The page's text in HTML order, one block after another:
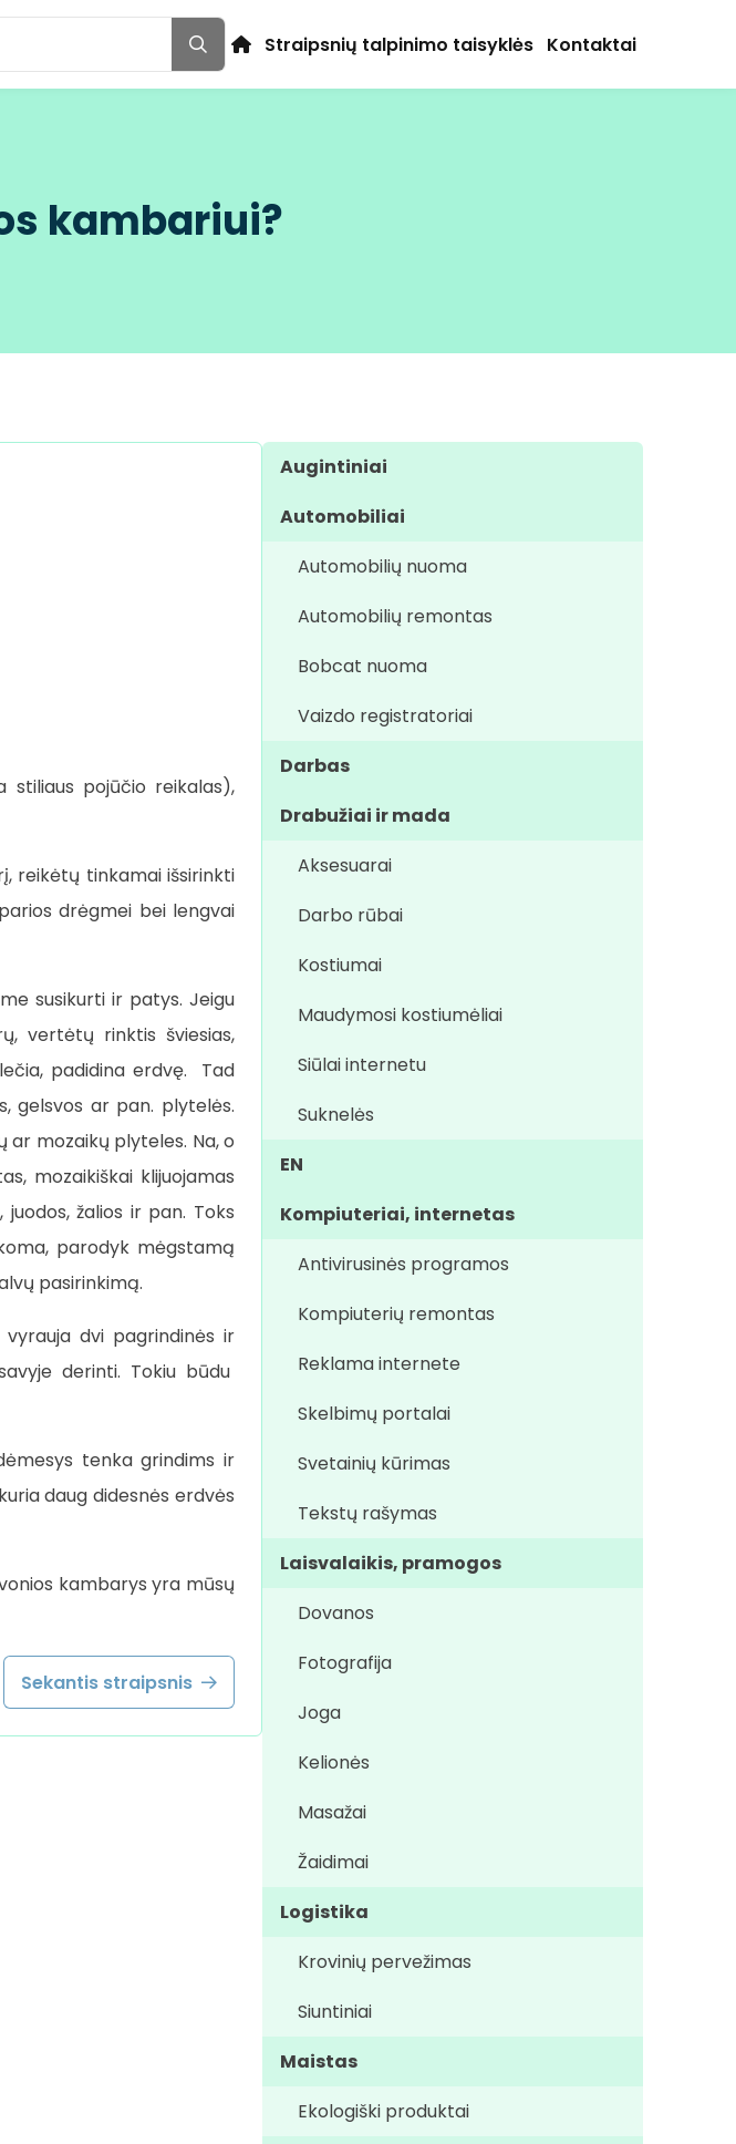
Straipsnių talpinimo taisyklės Kontaktai
kambariui?
stiliaus pojūčio reikalas),
reikėtų tinkamai išsirinkti
drėgmei bei lengvai
susikurti ir patys. Jeigu
vertėtų rinktis šviesias,
padidina erdvę. Tad
gelsvos ar pan. plytelės.
mozaikų plyteles. Na, o
mozaikiškai klijuojamas
žalios ir pan. Toks
parodyk mėgstamą
pasirinkimą.
dvi pagrindinės ir
derinti. Tokiu būdu
tenka grindims ir
daug didesnės erdvės
kambarys yra mūsų
Sekantis straipsnis
Augintiniai
Automobiliai
Automobilių nuoma
Automobilių remontas
Bobcat nuoma
Vaizdo registratoriai
Darbas
Drabužiai ir mada
Aksesuarai
Darbo rūbai
Kostiumai
Maudymosi kostiumėliai
Siūlai internetu
Suknelės
EN
Kompiuteriai, internetas
Antivirusinės programos
Kompiuterių remontas
Reklama internete
Skelbimų portalai
Svetainių kūrimas
Tekstų rašymas
Laisvalaikis, pramogos
Dovanos
Fotografija
Joga
Kelionės
Masažai
Žaidimai
Logistika
Krovinių pervežimas
Siuntiniai
Maistas
Ekologiški produktai